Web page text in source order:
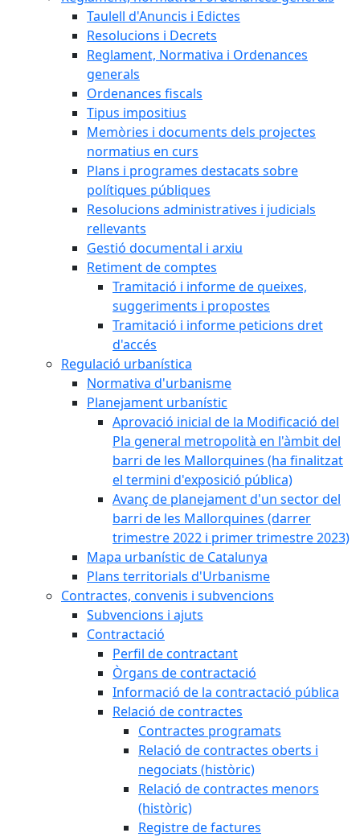
Taulell d'Anuncis i Edictes
Resolucions i Decrets
Reglament, Normativa i Ordenances
generals
Ordenances fiscals
Tipus impositius
Memòries i documents dels projectes
normatius en curs
Plans i programes destacats sobre
polítiques públiques
Resolucions administratives i judicials
rellevants
Gestió documental i arxiu
Retiment de comptes
Tramitació i informe de queixes,
suggeriments i propostes
Tramitació i informe peticions dret
d'accés
Regulació urbanística
Normativa d'urbanisme
Planejament urbanístic
Aprovació inicial de la Modificació del
Pla general metropolità en l'àmbit del
barri de les Mallorquines (ha finalitzat
el termini d'exposició pública)
Avanç de planejament d'un sector del
barri de les Mallorquines (darrer
trimestre 2022 i primer trimestre 2023)
Mapa urbanístic de Catalunya
Plans territorials d'Urbanisme
Contractes, convenis i subvencions
Subvencions i ajuts
Contractació
Perfil de contractant
Òrgans de contractació
Informació de la contractació pública
Relació de contractes
Contractes programats
Relació de contractes oberts i
negociats (històric)
Relació de contractes menors
(històric)
Registre de factures